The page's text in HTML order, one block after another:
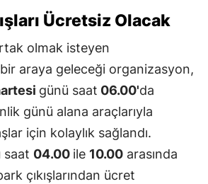
Ücretsiz Olacak
olmak isteyen
araya geleceği organizasyon,
günü saat 06.00'da
günü alana araçlarıyla
için kolaylık sağlandı.
saat 04.00 ile 10.00 arasında
çıkışlarından ücret